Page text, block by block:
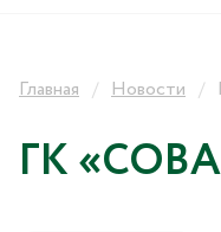
Главная Новости
ГК